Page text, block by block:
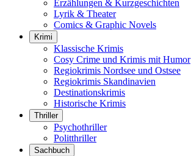
Erzählungen & Kurzgeschichten
Lyrik & Theater
Comics & Graphic Novels
Krimi
Klassische Krimis
Cosy Crime und Krimis mit Humor
Regiokrimis Nordsee und Ostsee
Regiokrimis Skandinavien
Destinationskrimis
Historische Krimis
Thriller
Psychothriller
Politthriller
Sachbuch